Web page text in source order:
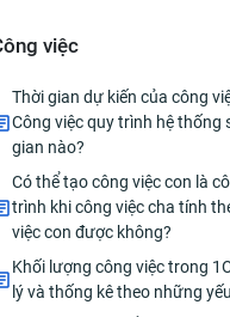
việc
Thời gian dự kiến của công
Công việc quy trình hệ thống
gian nào?
Có thể tạo công việc con là
trình khi công việc cha tính
việc con được không?
Khối lượng công việc trong
lý và thống kê theo những